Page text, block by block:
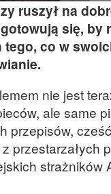
ruszył na
się, by
co w
nie jest
ale same
przepisów,
przestarzałych
strażników